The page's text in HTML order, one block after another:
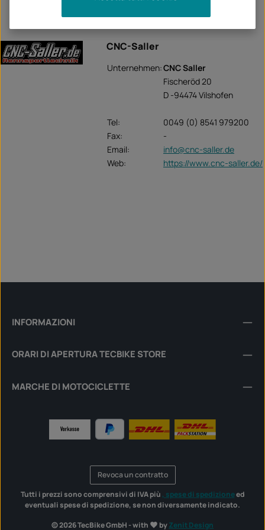
CNC-Saller
Unternehmen:CNC Saller
Fischeröd 20
D -94474 Vilshofen
Tel:
0049 (0) 8541 979200
Fax:
-
Email:
info@cnc-saller.de
Web:
https://www.cnc-saller.de/
INFORMAZIONI
ORARI DI APERTURA TECBIKE STORE
MARCHE DI MOTOCICLETTE
Revoca un contratto
© 2026 TecBike GmbH - with byZenit Design
Tutti i prezzi sono comprensivi di IVA più , spese di spedizioneed
eventuali spese di spedizione, se non diversamente indicato.